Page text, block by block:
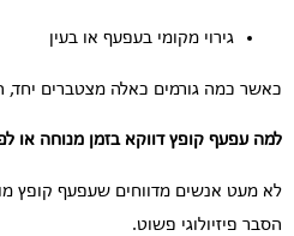
גירוי מקומי בעפעף או בעין
כאשר כמה גורמים כאלה מצטברים יחד,
למה עפעף קופץ דווקא בזמן מנוחה או
לא מעט אנשים מדווחים שעפעף קופץ
הסבר פיזיולוגי פשוט.